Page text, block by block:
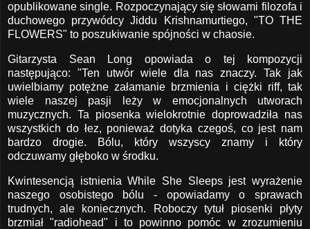
opublikowane single. Rozpoczynający się słowami filozofa i
duchowego przywódcy Jiddu Krishnamurtiego, "TO THE
FLOWERS" to poszukiwanie spójności w chaosie.
Gitarzysta Sean Long opowiada o tej kompozycji
następująco: "Ten utwór wiele dla nas znaczy. Tak jak
uwielbiamy potężne załamanie brzmienia i ciężki riff, tak
wiele naszej pasji leży w emocjonalnych utworach
muzycznych. Ta piosenka wielokrotnie doprowadziła nas
wszystkich do łez, ponieważ dotyka czegoś, co jest nam
bardzo drogie. Bólu, który wszyscy znamy i który
odczuwamy głęboko w środku.
Kwintesencją istnienia While She Sleeps jest wyrażenie
naszego osobistego bólu - opowiadamy o sprawach
trudnych, ale koniecznych. Roboczy tytuł piosenki płyty
brzmiał "radiohead" i to powinno pomóc w zrozumieniu